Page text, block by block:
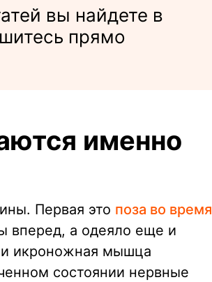
вы найдете в
прямо
именно
Первая это поза во время
вперед, а одеяло еще и
икроножная мышца
состоянии нервные